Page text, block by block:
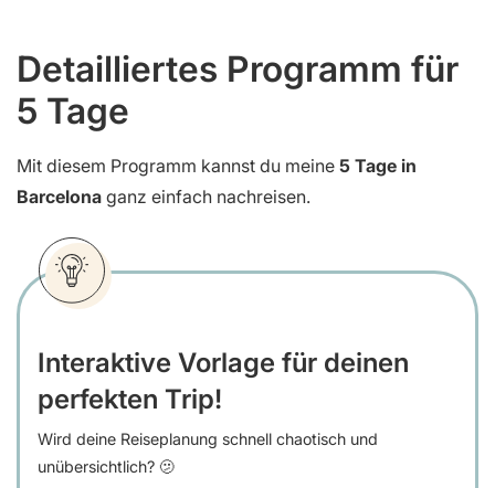
Detailliertes Programm für
5 Tage
Mit diesem Programm kannst du meine 5 Tage in
Barcelona ganz einfach nachreisen.
Interaktive Vorlage für deinen
perfekten Trip!
Wird deine Reiseplanung schnell chaotisch und
unübersichtlich? 🫤